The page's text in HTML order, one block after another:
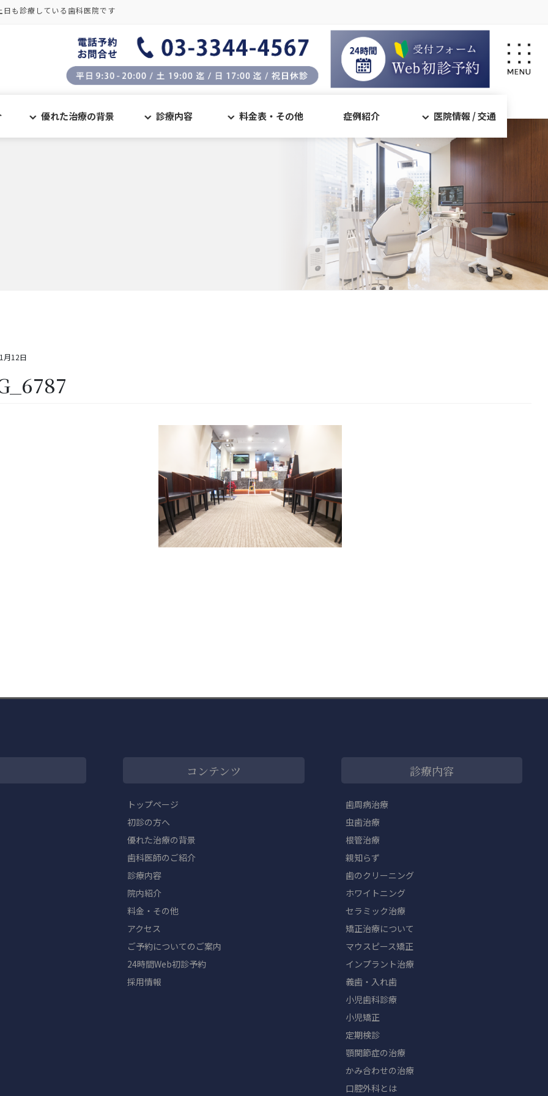
も診療している歯科医院です
優れた治療の背景 診療内容 料金表・その他 症例紹介 医院情報 / 交通
月12日
コンテンツ
トップページ
初診の方へ
優れた治療の背景
歯科医師のご紹介
診療内容
院内紹介
料金・その他
アクセス
ご予約についてのご案内
24時間Web初診予約
採用情報
診療内容
歯周病治療
虫歯治療
根管治療
親知らず
歯のクリーニング
ホワイトニング
セラミック治療
矯正治療について
マウスピース矯正
インプラント治療
義歯・入れ歯
小児歯科診療
小児矯正
定期検診
顎関節症の治療
かみ合わせの治療
口腔外科とは